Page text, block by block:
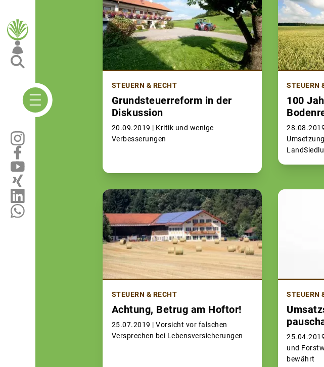
STEUERN & RECHT
Grundsteuerreform in der
Diskussion
20.09.2019 | Kritik und wenige
Verbesserungen
STEUERN
100
STEUERN & RECHT
Achtung, Betrug am Hoftor!
25.07.2019 | Vorsicht vor falschen
Versprechen bei Lebensversicherungen
STEUERN
und
bewährt